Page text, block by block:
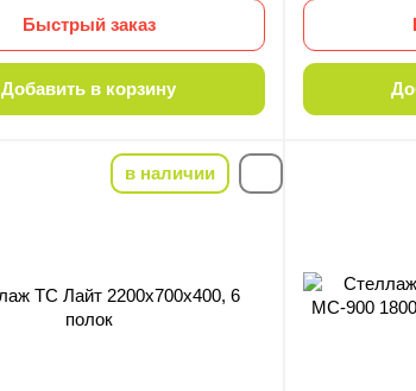
Быстрый заказ
Добавить в корзину
в наличии